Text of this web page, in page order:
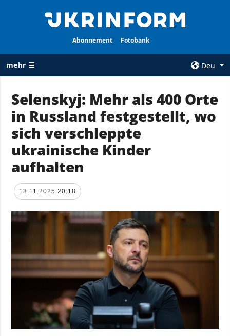
Abonnement Fotobank
mehr ☰
Deu
ALLE
RUBRIKEN
Krieg
Wiederaufbau
der Ukraine
Politik
Wirtschaft
Militär
Gesellschaft und
Sport
Kriminalität
Notstand und
Notfälle
AGENTUR
Über uns
Kontakte
personenbezogener
Daten
ZUSÄTZLICH LEISTUNGEN
Selenskyj: Mehr als 400 Orte
in Russland festgestellt, wo
sich verschleppte
ukrainische Kinder
aufhalten
13.11.2025 20:18